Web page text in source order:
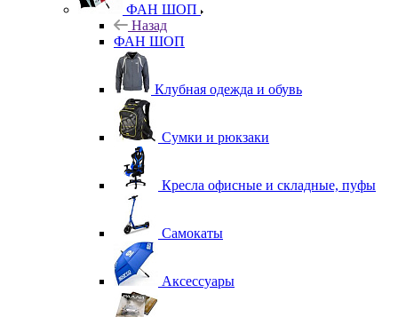
ФАН ШОП
Назад
ФАН ШОП
Клубная одежда и обувь
Сумки и рюкзаки
Кресла офисные и складные, пуфы
Самокаты
Аксессуары